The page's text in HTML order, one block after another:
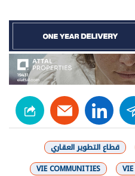
linkedin
قطاع التطوير العقاري
VIE COMMUNITIES